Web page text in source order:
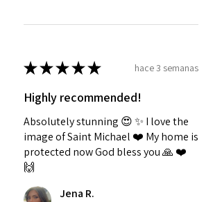
★★★★★ hace 3 semanas
Highly recommended!
Absolutely stunning 😍 ✨️ I love the
image of Saint Michael ❤️ My home is
protected now God bless you 🙏 ❤️
🙌
Jena R.